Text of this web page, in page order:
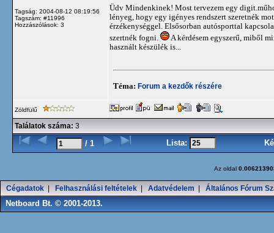
Tagság: 2004-08-12 08:19:56
Tagszám: #11996
Hozzászólások: 3
Üdv Mindenkinek! Most tervezem egy
lényeg, hogy egy igényes rendszert szeretnék
érzékenységgel. Elsősorban autósporttal
szertnék fogni.
A kérdésem egyszerű, miből
használt készülék is...
Téma: Forum a kezdők részére
Zöldfülű
Találatok száma: 3
/ 1 Lista:
Az oldal
Cégadatok Felhasználási feltételek Adatvédelem Általános Fórum
Netboard Bt. © 2001-2013.